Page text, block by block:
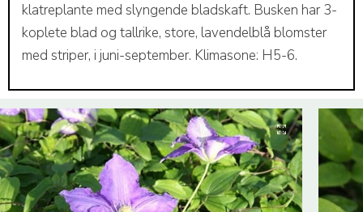
klatreplante med slyngende bladskaft. Busken har 3-
koplete blad og tallrike, store, lavendelblå blomster
med striper, i juni-september. Klimasone: H5-6.